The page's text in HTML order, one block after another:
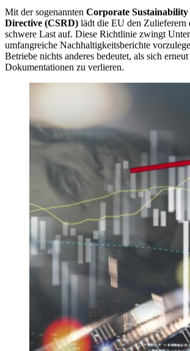
Mit der sogenannten Corporate
Directive (CSRD) lädt die EU den Zulieferern
schwere Last auf. Diese Richtlinie zwingt
umfangreiche Nachhaltigkeitsberichte
Betriebe nichts anderes bedeutet, als sich
Dokumentationen zu verlieren.